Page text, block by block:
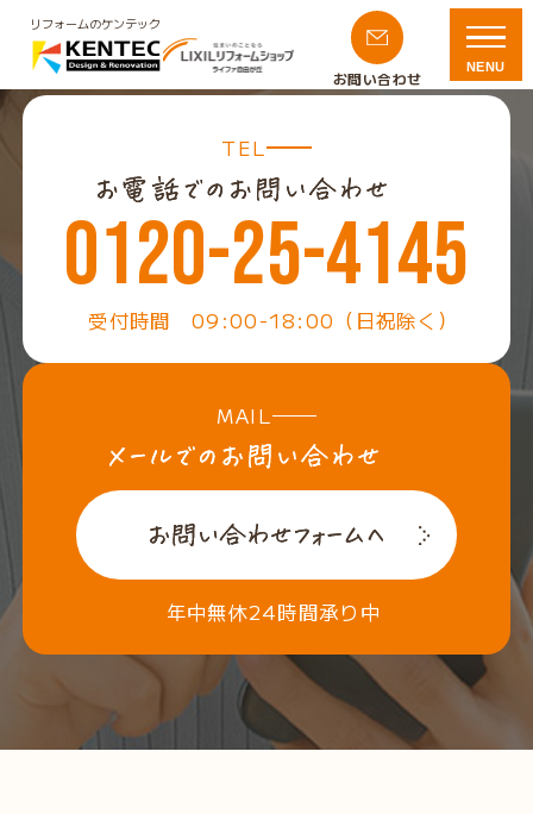
リフォームのケンテック
お問い合わせ
NENU
TEL
0120-25-4145
受付時間 09:00-18:00（日祝除く）
MAIL
年中無休24時間承り中